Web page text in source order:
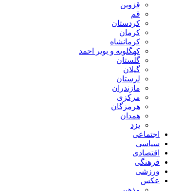
قزوین
قم
کردستان
کرمان
کرمانشاه
کهگلویه و بویر احمد
گلستان
گیلان
لرستان
مازندران
مرکزی
هرمزگان
همدان
یزد
اجتماعی
سیاسی
اقتصادی
فرهنگی
ورزشی
عکس